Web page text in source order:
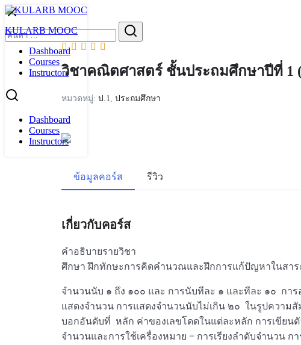
Skip
content
KULARB MOOC
Dashboard
Courses
Instructors
Dashboard
Courses
Instructors
Search
for:
วิชาคณิตศาสตร์ ชั้นประถมศึกษาปีที่ 1 (
หมวดหมู่: ป.1, ประถมศึกษา
ข้อมูลคอร์ส รีวิว
เกี่ยวกับคอร์ส
คำอธิบายรายวิชา
ศึกษา ฝึกทักษะการคิดคำนวณและฝึกการแก้ปัญหาในสาร
จำนวนนับ ๑ ถึง ๑๐๐ และ การนับทีละ ๑ และทีละ ๑๐ กา
แสดงจำนวน การแสดงจำนวนนับไม่เกิน ๒๐ ในรูปควา
บอกอันดับที่ หลัก ค่าของเลขโดดในแต่ละหลัก การเขียนตั
จำนวนและการใช้เครื่องหมาย = การเรียงลำดับจำนวน